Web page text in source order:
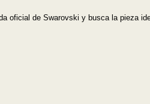
oficial de Swarovski y busca la pieza